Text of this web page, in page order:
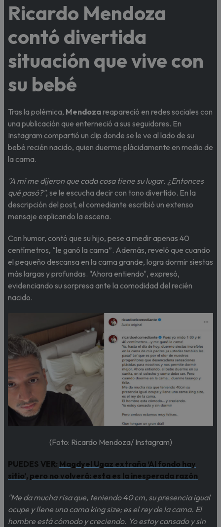
Ricardo Mendoza
contó divertida
situación que vive con
su bebé
Tras la polémica, Mendozareapareció en redes sociales con
una publicación que enterneció a sus seguidores. En
Instagram compartió un clip donde se le ve al lado de su
bebé recién nacido, quien duerme plácidamente en medio de
la cama.
"A mí me dijeron que cada cosa tiene su lugar. ¿Entonces
qué pasó?", se le escucha decir con tono divertido. En la
descripción del post, el comediante escribió un extenso
mensaje explicando la escena.
Con humor, contó que su hijo, pese a medir apenas 40
centímetros, “le ganó la cama”. Además, reveló que cuando
el pequeño descansa en la cama grande, logra dormir siestas
más largas y profundas. "Ahora entiendo", expresó,
evidenciando su sorpresa ante la comodidad del recién
nacido.
(Foto: Ricardo Mendoza/ Instagram)
PUEDES VER: Magdyel Ugaz extraña ‘Al fondo hay
sitio’, pero no volverá: esta es la inesperada razón
"Me da mucha risa que, teniendo 40 cm, su presencia igual
ocupe y llene una cama king size; es el rey de la cama. El
hombre está cómodo y creciendo. Yo estoy cansado y sin